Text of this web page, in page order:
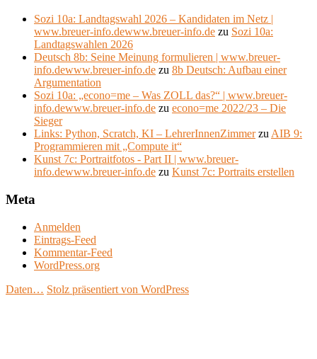
Sozi 10a: Landtagswahl 2026 – Kandidaten im Netz |
www.breuer-info.dewww.breuer-info.de zu Sozi 10a:
Landtagswahlen 2026
Deutsch 8b: Seine Meinung formulieren | www.breuer-
info.dewww.breuer-info.de zu 8b Deutsch: Aufbau einer
Argumentation
Sozi 10a: „econo=me – Was ZOLL das?“ | www.breuer-
info.dewww.breuer-info.de zu econo=me 2022/23 – Die
Sieger
Links: Python, Scratch, KI – LehrerInnenZimmerzu AIB 9:
Programmieren mit „Compute it“
Kunst 7c: Portraitfotos - Part II | www.breuer-
info.dewww.breuer-info.de zu Kunst 7c: Portraits erstellen
Meta
Anmelden
Eintrags-Feed
Kommentar-Feed
WordPress.org
Daten… Stolz präsentiert von WordPress